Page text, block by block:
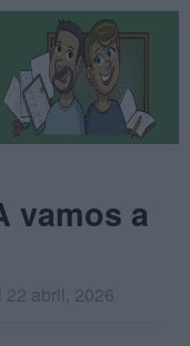
vamos a
22 abril, 2026